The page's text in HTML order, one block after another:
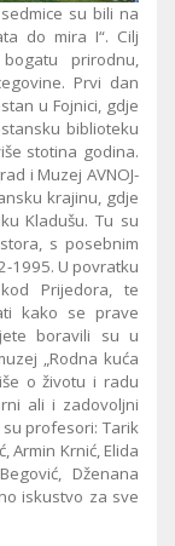
su bili na
do mira I“. Cilj
prirodnu,
Prvi dan
u Fojnici, gdje
biblioteku
stotina godina.
i Muzej AVNOJ-
krajinu, gdje
Kladušu. Tu su
s posebnim
1995. U povratku
Prijedora, te
kako se prave
boravili su u
„Rodna kuća
o životu i radu
ali i zadovoljni
profesori: Tarik
Armin Krnić, Elida
Dženana
iskustvo za sve